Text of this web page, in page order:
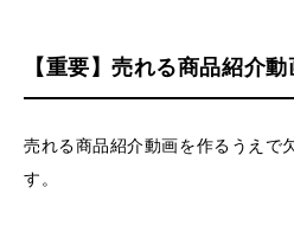
【重要】売れる商品紹介
売れる商品紹介動画を作るうえで
す。